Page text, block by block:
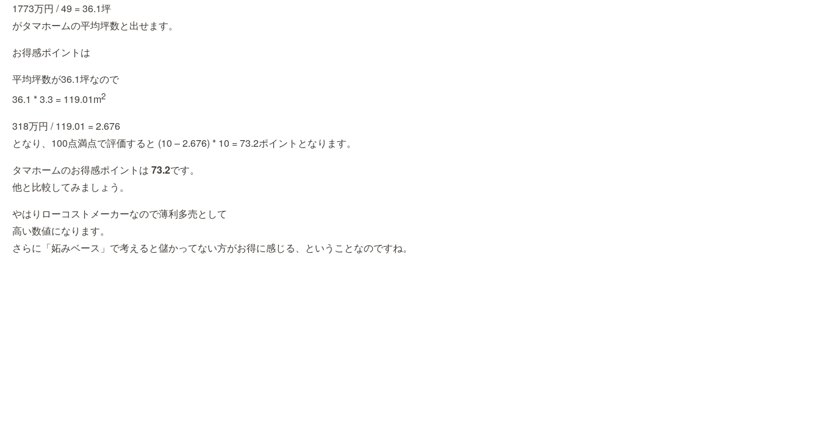
1773万円 / 49 = 36.1坪
がタマホームの平均坪数と出せます。
お得感ポイントは
平均坪数が36.1坪なので
36.1 * 3.3 = 119.01m2
318万円 / 119.01 = 2.676
となり、100点満点で評価すると (10 – 2.676) * 10 = 73.2ポイントとなります。
タマホームのお得感ポイントは 73.2です。
他と比較してみましょう。
やはりローコストメーカーなので薄利多売として
高い数値になります。
さらに「妬みベース」で考えると儲かってない方がお得に感じる、ということなのですね。